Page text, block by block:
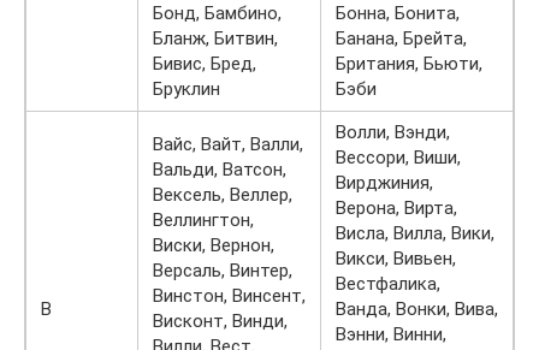
Бонд, Бамбино,
Бланж, Битвин,
Бивис, Бред,
Бруклин
Бонна, Бонита,
Банана, Брейта,
Британия, Бьюти,
Бэби
В
Вайс, Вайт, Валли,
Вальди, Ватсон,
Вексель, Веллер,
Веллингтон,
Виски, Вернон,
Версаль, Винтер,
Винстон, Винсент,
Висконт, Винди,
Волли, Вэнди,
Вессори, Виши,
Вирджиния,
Верона, Вирта,
Висла, Вилла, Вики,
Викси, Вивьен,
Вестфалика,
Ванда, Вонки, Вива,
Вэнни, Винни,